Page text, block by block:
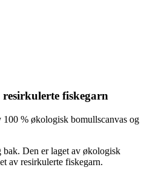
fiskegarn
100 % økologisk bomullscanvas og
Den er laget av økologisk
av resirkulerte fiskegarn.